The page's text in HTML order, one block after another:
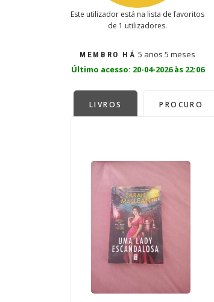
Este utilizador está na lista de favoritos
de 1 utilizadores.
MEMBRO HÁ 5 anos 5 meses
Último acesso: 20-04-2026 às 22:06
LIVROS PROCURO